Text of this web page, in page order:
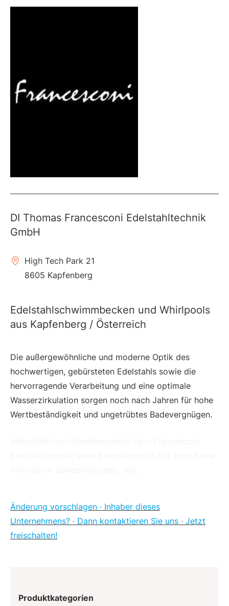
DI Thomas Francesconi Edelstahltechnik
GmbH
High Tech Park 21
8605 Kapfenberg
Edelstahlschwimmbecken und Whirlpools
aus Kapfenberg / Österreich
Die außergewöhnliche und moderne Optik des
hochwertigen, gebürsteten Edelstahls sowie die
hervorragende Verarbeitung und eine optimale
Wasserzirkulation sorgen noch nach Jahren für hohe
Wertbeständigkeit und ungetrübtes Badevergnügen.
Änderung vorschlagen · Inhaber dieses
Unternehmens? · Dann kontaktieren Sie uns · Jetzt
freischalten!
Produktkategorien